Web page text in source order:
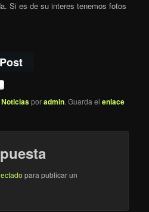
Si es de su interes tenemos fotos
Post
Noticiasporadmin. Guarda elenlace
para publicar un